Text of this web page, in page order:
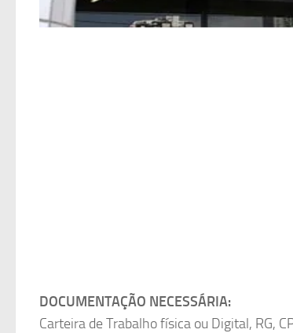
DOCUMENTAÇÃO NECESSÁRIA:
Carteira de Trabalho física ou Digital, RG,